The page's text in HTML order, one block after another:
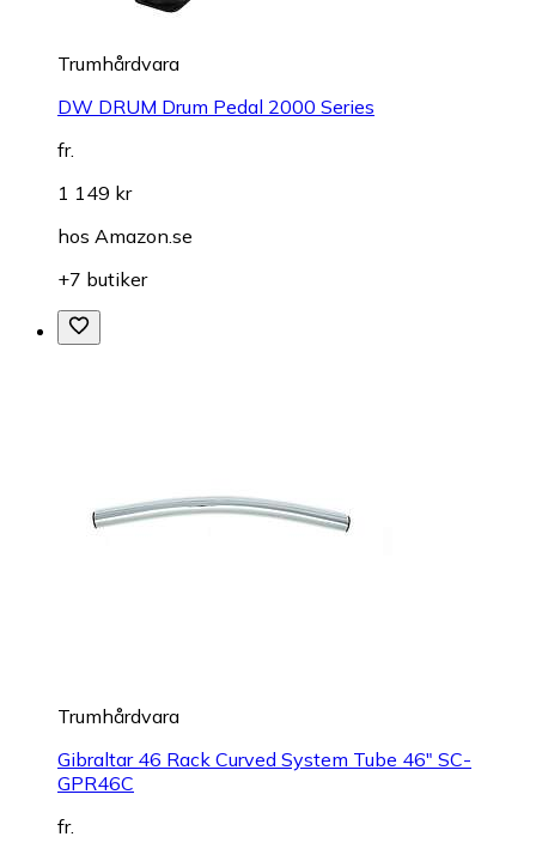
Trumhårdvara
DW DRUM Drum Pedal 2000 Series
fr.
1 149 kr
hos Amazon.se
+7 butiker
Trumhårdvara
Gibraltar 46 Rack Curved System Tube 46" SC-
GPR46C
fr.